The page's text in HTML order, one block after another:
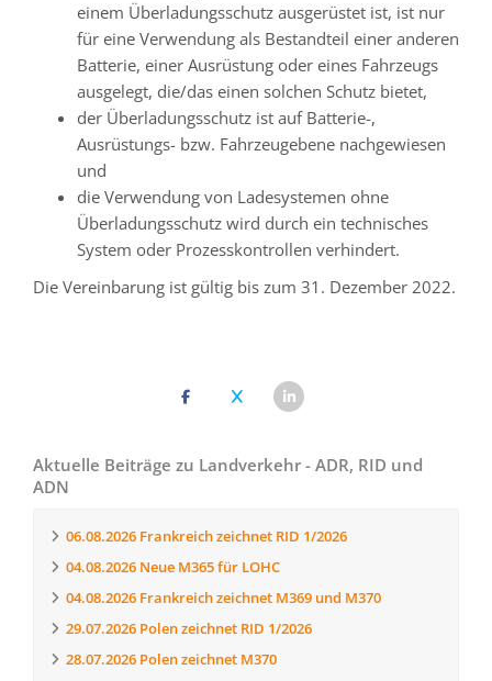
einem Überladungsschutz ausgerüstet ist, ist nur
für eine Verwendung als Bestandteil einer anderen
Batterie, einer Ausrüstung oder eines Fahrzeugs
ausgelegt, die/das einen solchen Schutz bietet,
der Überladungsschutz ist auf Batterie-,
Ausrüstungs- bzw. Fahrzeugebene nachgewiesen
und
die Verwendung von Ladesystemen ohne
Überladungsschutz wird durch ein technisches
System oder Prozesskontrollen verhindert.
Die Vereinbarung ist gültig bis zum 31. Dezember 2022.
Aktuelle Beiträge zu Landverkehr - ADR, RID und
ADN
06.08.2026 Frankreich zeichnet RID 1/2026
04.08.2026 Neue M365 für LOHC
04.08.2026 Frankreich zeichnet M369 und M370
29.07.2026 Polen zeichnet RID 1/2026
28.07.2026 Polen zeichnet M370